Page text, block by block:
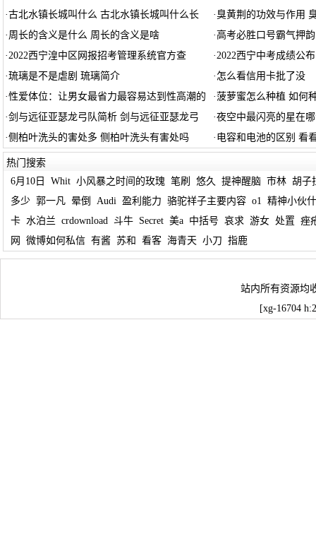
·古北水镇长城叫什么 古北水镇长城叫什么长 · 臭黄荆的功效与作用
· 周长的含义是什么 周长的含义是啥 · 高考必胜口号霸气押
·2022西宁湟中区网报招考管理系统官方查 ·2022西宁中考成绩公
·琉璃是不是虐剧 琉璃简介 · 怎么看信用卡批了没
·性爱体位：让男女最省力最容易达到性高潮的 ·菠萝蜜怎么种植 如何
·剑与远征亚瑟龙弓队简析 剑与远征亚瑟龙弓 ·夜空中最闪亮的星在
·侧柏叶洗头的害处多 侧柏叶洗头有害处吗 · 电容和电池的区别 看
热门搜索
6月10日
Whit 小风暴之时间的玫瑰 笔刷 悠久 提神醒脑 市林 胡子
多少 郭一凡 晕倒 Audi 盈利能力 骆驼祥子主要内容 o1 精神小伙
卡 水泊兰 crdownload 斗牛 Secret 美a 中括号 哀求 游女 处置 痤
网
微博如何私信 有酱 苏和 看客 海青天 小刀 指鹿
站内所有资源均
[xg-16704